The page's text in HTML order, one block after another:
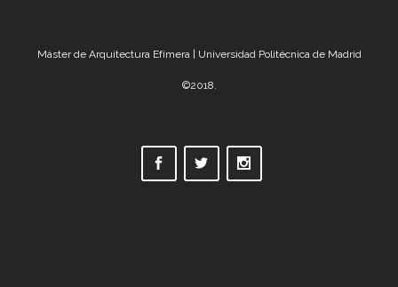
Máster de Arquitectura Efímera | Universidad Politécnica de Madrid
©2018.